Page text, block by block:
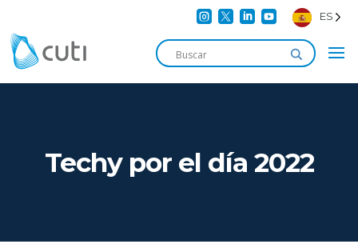
    ES
Techy por el día 2022